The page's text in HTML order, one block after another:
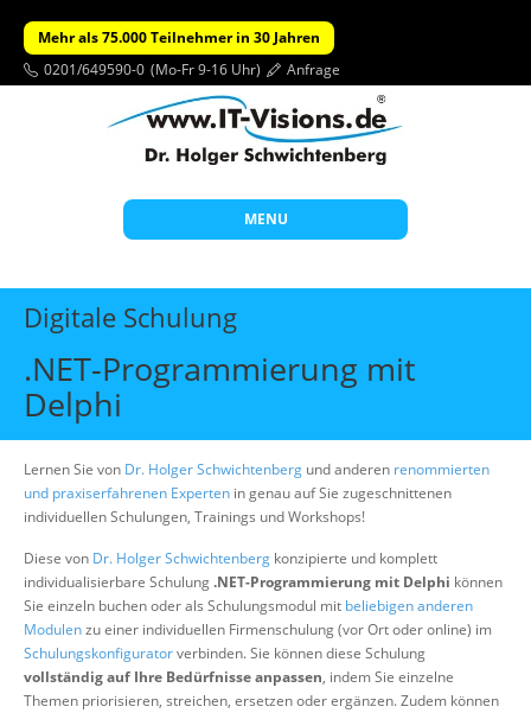
Mehr als 75.000 Teilnehmer in 30 Jahren
0201/649590-0 (Mo-Fr 9-16 Uhr) Anfrage
MENU
Start
Themen
Beratung
Offene Seminare
Wissen
Suche
Digitale Schulung
.NET-Programmierung mit
Delphi
Lernen Sie von Dr. Holger Schwichtenberg und anderen renommierten
und praxiserfahrenen Experten in genau auf Sie zugeschnittenen
individuellen Schulungen, Trainings und Workshops!
Diese von Dr. Holger Schwichtenberg konzipierte und komplett
individualisierbare Schulung.NET-Programmierung mit Delphi können
Sie einzeln buchen oder als Schulungsmodul mit beliebigen anderen
Modulenzu einer individuellen Firmenschulung (vor Ort oder online) im
Schulungskonfiguratorverbinden. Sie können diese Schulung
vollständig auf Ihre Bedürfnisse anpassen, indem Sie einzelne
Themen priorisieren, streichen, ersetzen oder ergänzen. Zudem können